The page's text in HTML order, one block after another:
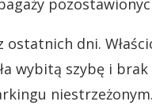
dni.
wybitą szybę i